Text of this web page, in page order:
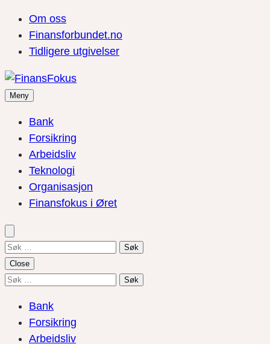
Om oss
Finansforbundet.no
Tidligere utgivelser
Meny
Bank
Forsikring
Arbeidsliv
Teknologi
Organisasjon
Finansfokus i Øret
Søk
etter:
Close
Søk
Bank
Forsikring
Arbeidsliv